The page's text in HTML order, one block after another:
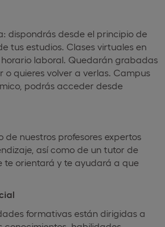
dispondrás desde el principio de
tus estudios. Clases virtuales en
laboral. Quedarán grabadas
o quieres volver a verlas. Campus
podrás acceder desde
de nuestros profesores expertos
así como de un tutor de
te orientará y te ayudará a que
formativas están dirigidas a